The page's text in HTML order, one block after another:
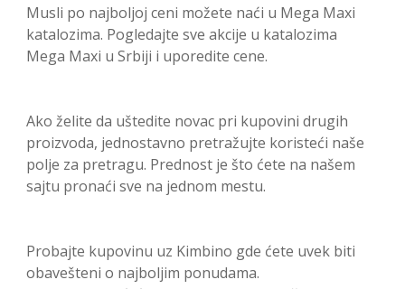
Musli po najboljoj ceni možete naći u Mega Maxi
katalozima. Pogledajte sve akcije u katalozima
Mega Maxi u Srbiji i uporedite cene.
Ako želite da uštedite novac pri kupovini drugih
proizvoda, jednostavno pretražujte koristeći naše
polje za pretragu. Prednost je što ćete na našem
sajtu pronaći sve na jednom mestu.
Probajte kupovinu uz Kimbino gde ćete uvek biti
obavešteni o najboljim ponudama.